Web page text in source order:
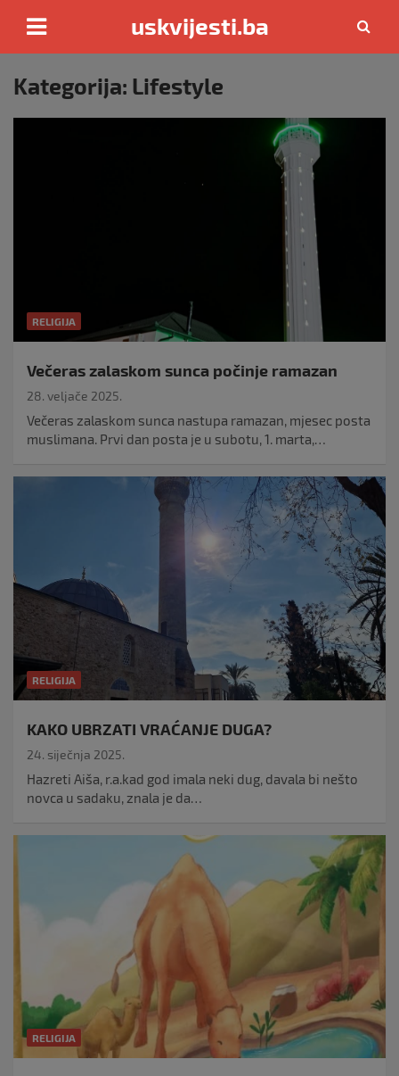
content
uskvijesti.ba
Kategorija: Lifestyle
RELIGIJA
Večeras zalaskom sunca počinje ramazan
28. veljače 2025.
Večeras zalaskom sunca nastupa ramazan, mjesec posta
muslimana. Prvi dan posta je u subotu, 1. marta,…
RELIGIJA
KAKO UBRZATI VRAĆANJE DUGA?
24. siječnja 2025.
Hazreti Aiša, r.a.kad god imala neki dug, davala bi nešto
novca u sadaku, znala je da…
RELIGIJA